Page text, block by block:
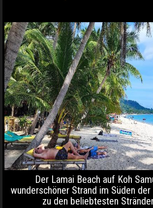
Der Lamai Beach auf Koh
wunderschöner Strand im Süden
zu den beliebtesten